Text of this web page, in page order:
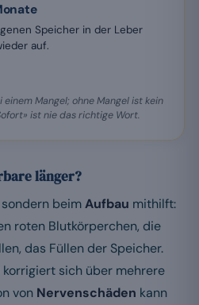
Speicher in der Leber
auf.
Mangel; ohne Mangel ist kein
ist nie das richtige Wort.
länger?
sondern beimAufbau mithilft:
roten Blutkörperchen, die
das Füllen der Speicher.
sich über mehrere
von Nervenschäden kann